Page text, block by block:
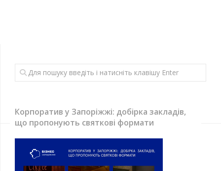
Корпоратив у Запоріжжі: добірка закладів,
що пропонують святкові формати